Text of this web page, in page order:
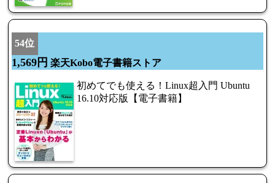
54位
1,569円 楽天Kobo電子書籍ストア
初めてでも使える！Linux超入門 Ubuntu
16.10対応版【電子書籍】